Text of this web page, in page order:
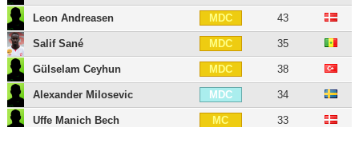
Leon Andreasen MDC 43
Salif Sané MDC 35
Gülselam Ceyhun MDC 38
Alexander Milosevic MDC 34
Uffe Manich Bech MC 33